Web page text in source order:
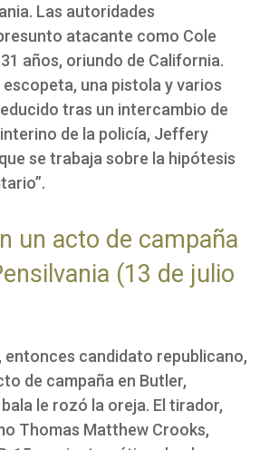
Las autoridades
atacante como Cole
años, oriundo de California.
una pistola y varios
tras un intercambio de
de la policía, Jeffery
se trabaja sobre la hipótesis
un acto de campaña
(13 de julio
entonces candidato republicano,
de campaña en Butler,
le rozó la oreja. El tirador,
Thomas Matthew Crooks,